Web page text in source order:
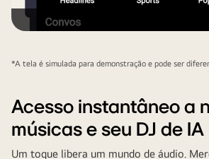
*A tela é simulada para demonstração e pode ser
Acesso instantâneo a
músicas e seu DJ de IA
Um toque libera um mundo de áudio.